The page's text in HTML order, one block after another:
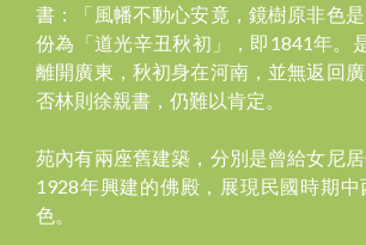
書：「風幡不動心安竟，鏡樹原非色
份為「道光辛丑秋初」，即1841年。
離開廣東，秋初身在河南，並無返回
否林則徐親書，仍難以肯定。
苑內有兩座舊建築，分別是曾給女尼
1928年興建的佛殿，展現民國時期
色。